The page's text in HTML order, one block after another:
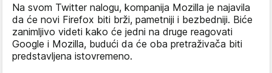
Na svom Twitter nalogu, kompanija Mozilla je najavila
da će novi Firefox biti brži, pametniji i bezbedniji. Biće
zanimljivo videti kako će jedni na druge reagovati
Google i Mozilla, budući da će oba pretraživača biti
predstavljena istovremeno.